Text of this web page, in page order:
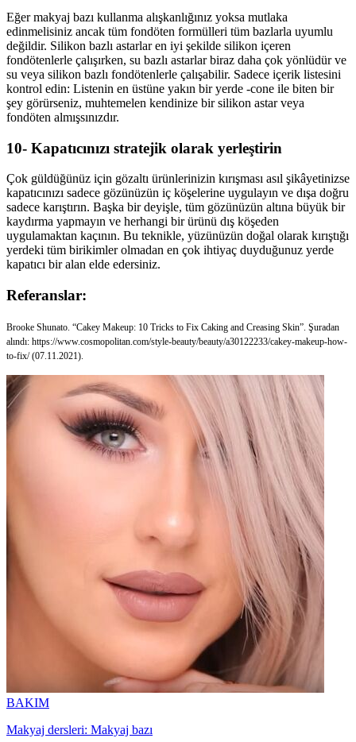
Eğer makyaj bazı kullanma alışkanlığınız yoksa mutlaka
edinmelisiniz ancak tüm fondöten formülleri tüm bazlarla uyumlu
değildir. Silikon bazlı astarlar en iyi şekilde silikon içeren
fondötenlerle çalışırken, su bazlı astarlar biraz daha çok yönlüdür ve
su veya silikon bazlı fondötenlerle çalışabilir. Sadece içerik listesini
kontrol edin: Listenin en üstüne yakın bir yerde -cone ile biten bir
şey görürseniz, muhtemelen kendinize bir silikon astar veya
fondöten almışsınızdır.
10- Kapatıcınızı stratejik olarak yerleştirin
Çok güldüğünüz için gözaltı ürünlerinizin kırışması asıl şikâyetinizse
kapatıcınızı sadece gözünüzün iç köşelerine uygulayın ve dışa doğru
sadece karıştırın. Başka bir deyişle, tüm gözünüzün altına büyük bir
kaydırma yapmayın ve herhangi bir ürünü dış köşeden
uygulamaktan kaçının. Bu teknikle, yüzünüzün doğal olarak kırıştığı
yerdeki tüm birikimler olmadan en çok ihtiyaç duyduğunuz yerde
kapatıcı bir alan elde edersiniz.
Referanslar:
Brooke Shunato. “Cakey Makeup: 10 Tricks to Fix Caking and Creasing Skin”. Şuradan
alındı: https://www.cosmopolitan.com/style-beauty/beauty/a30122233/cakey-makeup-how-
to-fix/ (07.11.2021).
BAKIM
Makyaj dersleri: Makyaj bazı